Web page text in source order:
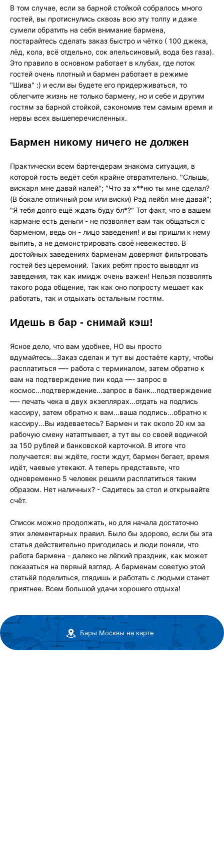
В том случае, если за барной стойкой собралось много
гостей, вы протиснулись сквозь всю эту толпу и даже
сумели обратить на себя внимание бармена,
постарайтесь сделать заказ быстро и чётко ( 100 джека,
лёд, кола, всё отдельно, сок апельсиновый, вода без газа).
Это правило в основном работает в клубах, где поток
гостей очень плотный и бармен работает в режиме
"Шива" :) и если вы будете его придерживаться, то
облегчите жизнь не только бармену, но и себе и другим
гостям за барной стойкой, сэкономив тем самым время и
нервы всех вышеперечисленных.
Бармен никому ничего не должен
Практически всем бартендерам знакома ситуация, в
которой гость ведёт себя крайне отвратительно. "Слышь,
вискаря мне давай налей"; "Что за х**ню ты мне сделал?
(В бокале отличный ром или виски) Рэд лейбл мне давай";
"Я тебя долго ещё ждать буду бл*?" Тот факт, что в вашем
кармане есть деньги - не позволяет вам так общаться с
барменом, ведь он - лицо заведения! и вы пришли к нему
выпить, а не демонстрировать своё невежество. В
достойных заведениях барменам доверяют фильтровать
гостей без церемоний. Таких ребят просто выводят из
заведения, так как имидж очень важен! Нельзя позволять
такого рода общение, так как оно попросту мешает как
работать, так и отдыхать остальным гостям.
Идешь в бар - снимай кэш!
Ясное дело, что вам удобнее, НО вы просто
вдумайтесь...Заказ сделан и тут вы достаёте карту, чтобы
расплатиться —- работа с терминалом, затем обратно к
вам на подтверждение пин кода —- запрос в
космос...подтверждение...запрос в банк...подтверждение
—- печать чека в двух экзеплярах...отдать на подпись
кассиру, затем обратно к вам...ваша подпись...обратно к
кассиру...Вы издеваетесь? Бармен и так около 20 км за
рабочую смену натаптывает, а тут вы со своей водичкой
за 150 рублей и банковской карточкой. В итоге что
получается: вы ждёте, гости ждут, бармен бегает, время
идёт, чаевые утекают. А теперь представьте, что
одновременно 5 человек решили расплатиться таким
образом. Нет наличных? - Садитесь за стол и открывайте
счёт.
Список можно продолжать, но для начала достаточно
этих элементарных правил. Было бы здорово, если бы эта
статья действительно пригодилась и люди поняли, что
работа бармена - далеко не лёгкий праздник, как может
показаться на первый взгляд. А барменам советую этой
статьёй поделиться, глядишь и работать с людьми станет
приятнее. Всем большой удачи хорошего отдыха!
Бары Москвы на карте